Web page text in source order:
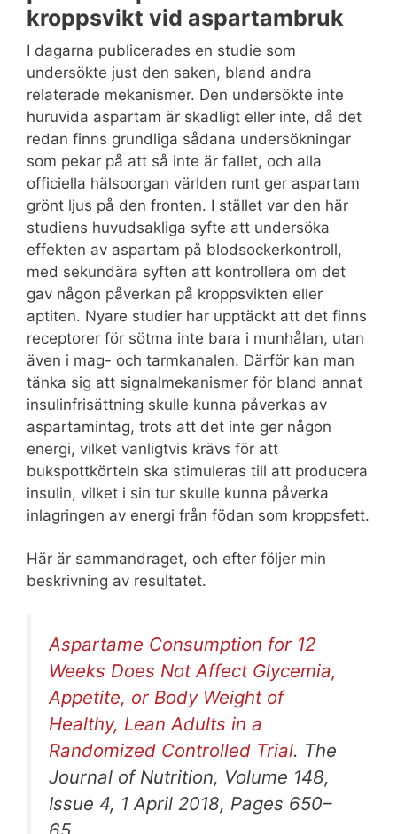
kroppsvikt vid aspartambruk
I dagarna publicerades en studie som
undersökte just den saken, bland andra
relaterade mekanismer. Den undersökte inte
huruvida aspartam är skadligt eller inte, då det
redan finns grundliga sådana undersökningar
som pekar på att så inte är fallet, och alla
officiella hälsoorgan världen runt ger aspartam
grönt ljus på den fronten. I stället var den här
studiens huvudsakliga syfte att undersöka
effekten av aspartam på blodsockerkontroll,
med sekundära syften att kontrollera om det
gav någon påverkan på kroppsvikten eller
aptiten. Nyare studier har upptäckt att det finns
receptorer för sötma inte bara i munhålan, utan
även i mag- och tarmkanalen. Därför kan man
tänka sig att signalmekanismer för bland annat
insulinfrisättning skulle kunna påverkas av
aspartamintag, trots att det inte ger någon
energi, vilket vanligtvis krävs för att
bukspottkörteln ska stimuleras till att producera
insulin, vilket i sin tur skulle kunna påverka
inlagringen av energi från födan som kroppsfett.
Här är sammandraget, och efter följer min
beskrivning av resultatet.
Aspartame Consumption for 12
Weeks Does Not Affect Glycemia,
Appetite, or Body Weight of
Healthy, Lean Adults in a
Randomized Controlled Trial. The
Journal of Nutrition, Volume 148,
Issue 4, 1 April 2018, Pages 650–